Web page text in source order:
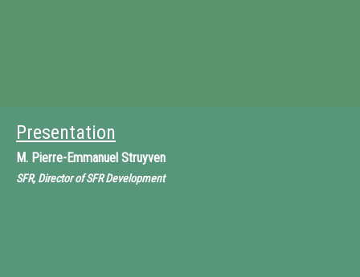
Presentation
M. Pierre-Emmanuel Struyven
SFR, Director of SFR Development